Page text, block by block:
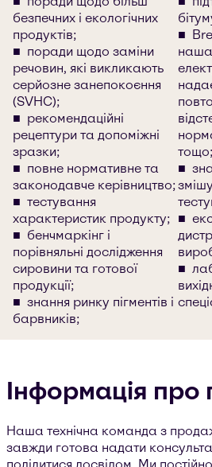
безпечних і екологічних
продуктів;
поради щодо заміни
речовин, які викликають
серйозне занепокоєння
(SVHC);
рекомендаційні
рецептури та допоміжні
зразки;
повне нормативне та
законодавче керівництво;
тестування
характеристик продукту;
бенчмаркінг і
порівняльні дослідження
сировини та готової
продукції;
знання ринку пігментів і
барвників;
тощо;
Інформація про
Наша технічна команда з
завжди готова надати